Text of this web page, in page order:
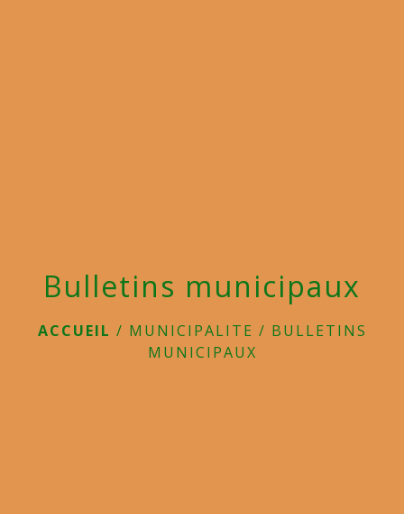
Bulletins municipaux
ACCUEIL / MUNICIPALITE / BULLETINS
MUNICIPAUX